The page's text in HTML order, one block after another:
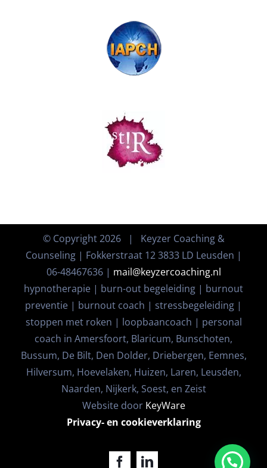
© Copyright2026 | Keyzer Coaching &
Counseling | Fokkerstraat 12 3833 LD Leusden |
06-48467636 | mail@keyzercoaching.nl
hypnotherapie | burn-out begeleiding | burnout
preventie | burnout coach | stressbegeleiding |
stoppen met roken | loopbaancoach | personal
coach in Amersfoort, Blaricum, Bunschoten,
Bussum, De Bilt, Den Dolder, Driebergen, Eemnes,
Hilversum, Hoevelaken, Huizen, Laren, Leusden,
Naarden, Nijkerk, Soest, en Zeist
Website door KeyWare
Privacy- en cookieverklaring